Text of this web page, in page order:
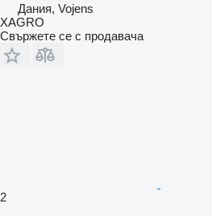
Дания, Vojens
XAGRO
Свържете се с продавача
2